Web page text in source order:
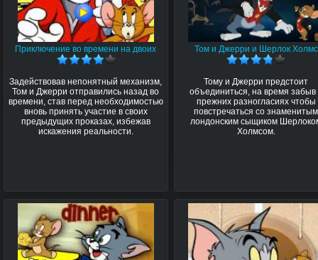
Приключение во времени на двоих
Задействовав непонятный механизм,
Том и Джерри отправились назад во
времени, став перед необходимостью
вновь принять участие в своих
предыдущих проказах, избежав
искажения реальности.
Том и Джерри и Шерлок Холмс
Тому и Джерри предстоит
объединиться, на время забыв
прежних разногласиях чтобы
повстречаться со знаменитым
лондонским сыщиком
Холмсом.